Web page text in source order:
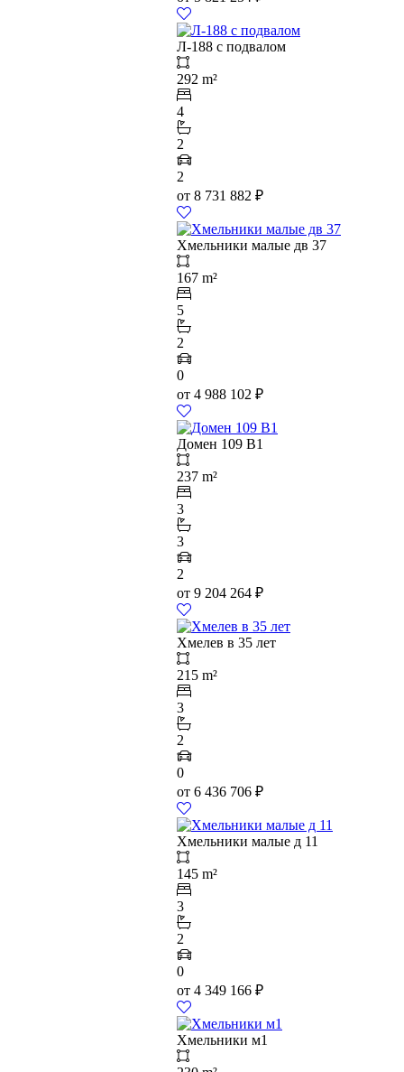
Л-188 с подвалом
292 m²
4
2
2
от 8 731 882 ₽
Хмельники малые дв 37
167 m²
5
2
0
от 4 988 102 ₽
Домен 109 B1
237 m²
3
3
2
от 9 204 264 ₽
Хмелев в 35 лет
215 m²
3
2
0
от 6 436 706 ₽
Хмельники малые д 11
145 m²
3
2
0
от 4 349 166 ₽
Хмельники м1